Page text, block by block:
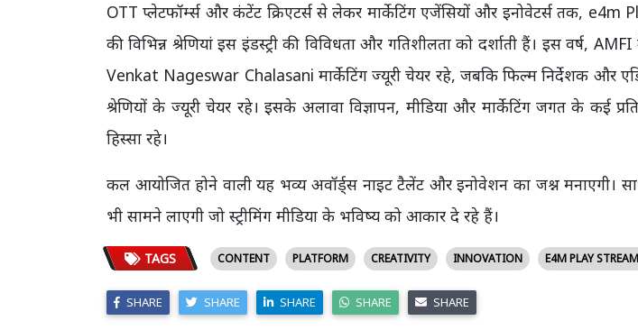
OTT प्लेटफॉर्म्स और कंटेंट क्रिएटर्स से लेकर मार्केटिंग एजेंसियों और इनोवेटर्स तक,
की विभिन्न श्रेणियां इस इंडस्ट्री की विविधता और गतिशीलता को दर्शाती हैं। इस वर्ष,
Venkat Nageswar Chalasani मार्केटिंग ज्यूरी चेयर रहे, जबकि फिल्म निर्देशक और
श्रेणियों के ज्यूरी चेयर रहे। इसके अलावा विज्ञापन, मीडिया और मार्केटिंग जगत के कई
हिस्सा रहे।
कल आयोजित होने वाली यह भव्य अवॉर्ड्स नाइट टैलेंट और इनोवेशन का जश्न मनाएगी।
भी सामने लाएगी जो स्ट्रीमिंग मीडिया के भविष्य को आकार दे रहे हैं।
TAGS CONTENT PLATFORM CREATIVITY INNOVATION E4M PLAY
SHARE SHARE SHARE SHARE SHARE